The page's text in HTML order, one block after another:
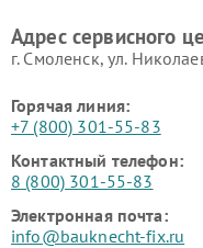
Адрес сервисного
г. Смоленск, ул.
Горячая линия:
+7 (800) 301-55-83
Контактный телефон:
8 (800) 301-55-83
Электронная почта:
info@bauknecht-fix.ru